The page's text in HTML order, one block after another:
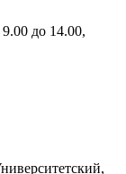
до 14.00,